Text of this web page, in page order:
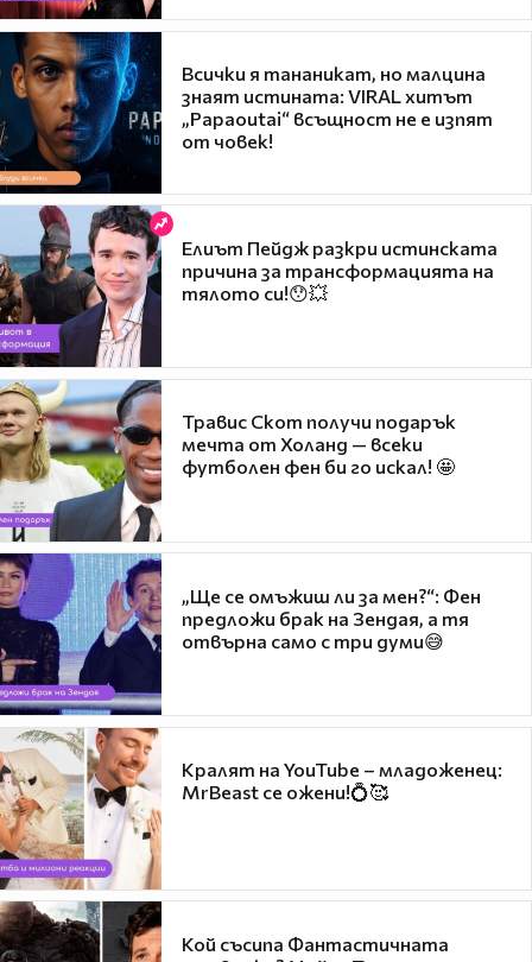
Всички я тананикат, но малцина
знаят истината: VIRAL хитът
„Papaoutai“ всъщност не е изпят
от човек!
Елиът Пейдж разкри истинската
причина за трансформацията на
тялото си!😯💥
Травис Скот получи подарък
мечта от Холанд — всеки
футболен фен би го искал! 🤩
„Ще се омъжиш ли за мен?“: Фен
предложи брак на Зендая, а тя
отвърна само с три думи😅
Кралят на YouTube – младоженец:
MrBeast се ожени!💍🥰
Кой съсипа Фантастичната